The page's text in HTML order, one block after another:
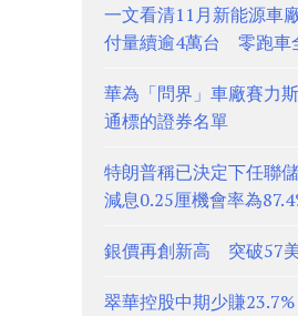
一文看清11月新能源車
付量續逾4萬台 零跑車
華為「問界」車廠賽力
通標的證券名單
特朗普稱已決定下任聯
減息0.25厘機會率為
銀價再創新高 突破57
翠華控股中期少賺